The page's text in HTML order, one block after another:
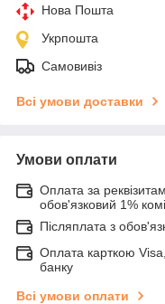
Нова Пошта
Укрпошта
Самовивіз
Всі умови доставки
Умови оплати
Оплата за
обов'язковий 1%
Післяплата з
Оплата карткою
банку
Всі умови оплати